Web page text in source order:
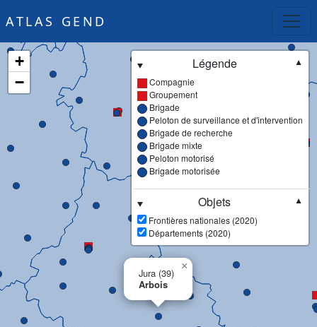
ATLAS GEND
Jura (39)
Arbois
×
+
−
Légende
▼
Compagnie
Groupement
Brigade
Peloton de surveillance et d'intervention
Brigade de recherche
Brigade mixte
Peloton motorisé
Brigade motorisée
Objets
▼
Frontières nationales (2020)
Départements (2020)